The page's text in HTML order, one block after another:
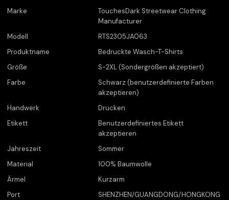
Marke
TouchesDark Streetwear Clothing
Manufacturer
Modell
RTS2305JA063
Produktname
Bedruckte Wasch-T-Shirts
Größe
S-2XL (Sondergrößen akzeptiert)
Farbe
Schwarz (benutzerdefinierte Farben
akzeptieren)
Handwerk
Drucken
Etikett
Benutzerdefiniertes Etikett
akzeptieren
Jahreszeit
Sommer
Material
100% Baumwolle
Ärmel
Kurzarm
Port
SHENZHEN/GUANGDONG/HONGKONG